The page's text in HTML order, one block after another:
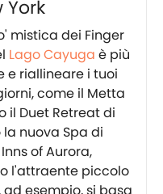
York
mistica dei Finger
Lago Cayuga è più
e riallineare i tuoi
come il Metta
il Duet Retreat di
nuova Spa di
of Aurora,
l'attraente piccolo